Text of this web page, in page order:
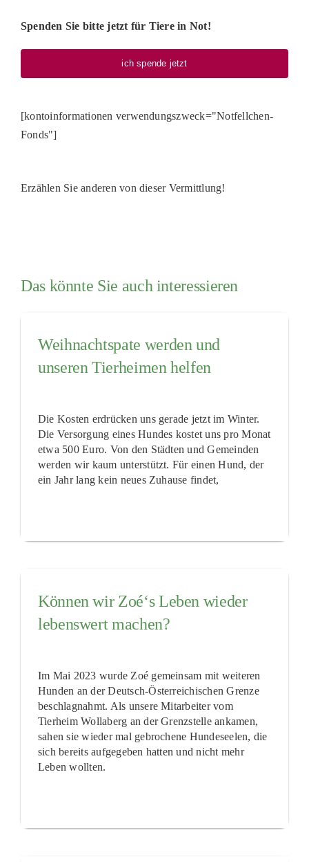
Spenden Sie bitte jetzt für Tiere in Not!
ich spende jetzt
[kontoinformationen verwendungszweck="Notfellchen-
Fonds"]
Erzählen Sie anderen von dieser Vermittlung!
Das könnte Sie auch interessieren
Weihnachtspate werden und
unseren Tierheimen helfen
Die Kosten erdrücken uns gerade jetzt im Winter.
Die Versorgung eines Hundes kostet uns pro Monat
etwa 500 Euro. Von den Städten und Gemeinden
werden wir kaum unterstützt. Für einen Hund, der
ein Jahr lang kein neues Zuhause findet,
Können wir Zoé‘s Leben wieder
lebenswert machen?
Im Mai 2023 wurde Zoé gemeinsam mit weiteren
Hunden an der Deutsch-Österreichischen Grenze
beschlagnahmt. Als unsere Mitarbeiter vom
Tierheim Wollaberg an der Grenzstelle ankamen,
sahen sie wieder mal gebrochene Hundeseelen, die
sich bereits aufgegeben hatten und nicht mehr
Leben wollten.